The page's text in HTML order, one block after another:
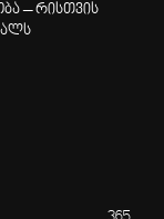
– რისთვის